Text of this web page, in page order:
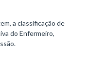
a classificação de
do Enfermeiro,